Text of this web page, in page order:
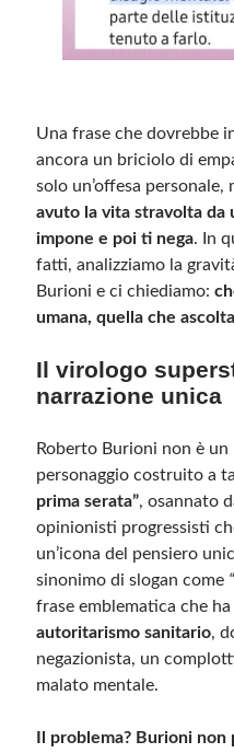
Una frase che dovrebbe
ancora un briciolo di
solo un’offesa personale,
avuto la vita stravolta da
impone e poi ti nega. In
fatti, analizziamo la
Burioni e ci chiediamo:
umana, quella che
Il virologo
narrazione unica
Roberto Burioni non è
personaggio costruito a
prima serata”, osannato
opinionisti progressisti
un’icona del pensiero
sinonimo di slogan come
frase emblematica che
autoritarismo sanitario,
negazionista, un
malato mentale.
Il problema? Burioni